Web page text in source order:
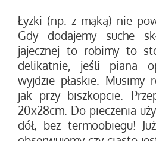
Łyżki (np. z mąką) nie
Gdy dodajemy suche
jajecznej to robimy to
delikatnie, jeśli piana
wyjdzie płaskie. Musimy
jak przy biszkopcie.
20x28cm. Do pieczenia
dół, bez termoobiegu!